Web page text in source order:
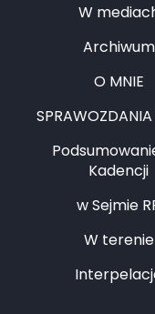
W
Archiwum
O MNIE
SPRAWOZDANIA
Kadencji
w Sejmie
W terenie